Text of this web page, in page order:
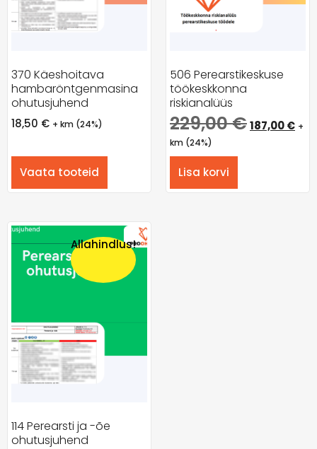
370 Käeshoitava
hambaröntgenmasina
ohutusjuhend
18,50 € + km (24%)
Vaata tooteid
506 Perearstikeskuse
töökeskkonna
riskianalüüs
229,00€187,00€ +
km (24%)
Lisa korvi
Allahindlus!
114 Perearsti ja -õe
ohutusjuhend